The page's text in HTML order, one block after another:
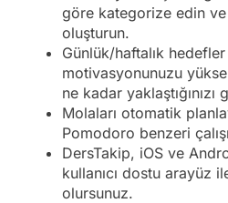
göre kategorize edin
oluşturun.
Günlük/haftalık
motivasyonunuzu
ne kadar
Molaları otomatik
Pomodoro benzeri
DersTakip, iOS ve
kullanıcı dostu arayüz
olursunuz.